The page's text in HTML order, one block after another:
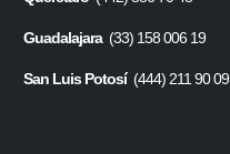
Guadalajara(33) 158 006 19
San Luis Potosí(444) 211 90 09